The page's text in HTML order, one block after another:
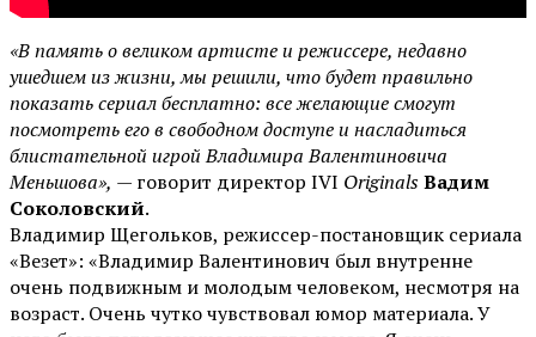
«В память о великом артисте и режиссере, недавно
ушедшем из жизни, мы решили, что будет правильно
показать сериал бесплатно: все желающие смогут
посмотреть его в свободном доступе и насладиться
блистательной игрой Владимира Валентиновича
Меньшова», — говорит директор IVI OriginalsВадим
Соколовский.
Владимир Щегольков, режиссер-постановщик сериала
«Везет»: «Владимир Валентинович был внутренне
очень подвижным и молодым человеком, несмотря на
возраст. Очень чутко чувствовал юмор материала. У